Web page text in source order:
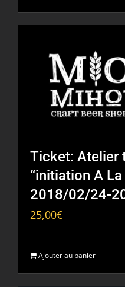
Ticket: Atelier
“initiation A
2018/02/24-
25,00€
Ajouter au panier